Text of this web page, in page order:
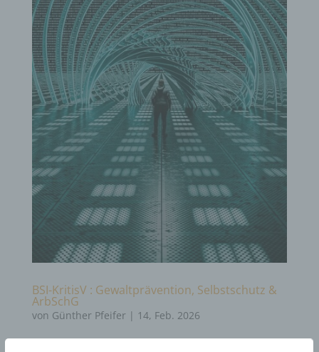
BSI-KritisV : Gewaltprävention, Selbstschutz &
ArbSchG
von Günther Pfeifer| 14, Feb. 2026